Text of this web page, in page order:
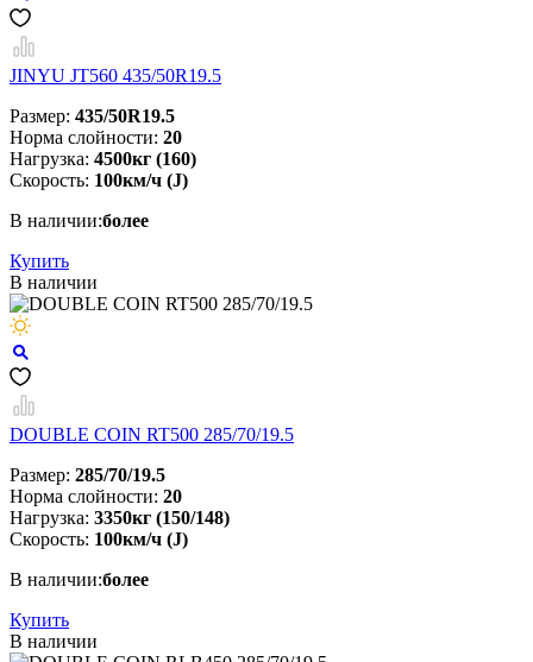
JINYU JT560 435/50R19.5
Размер: 435/50R19.5
Норма слойности: 20
Нагрузка: 4500кг (160)
Скорость: 100км/ч (J)
В наличии:более
Купить
В наличии
DOUBLE COIN RT500 285/70/19.5
Размер: 285/70/19.5
Норма слойности: 20
Нагрузка: 3350кг (150/148)
Скорость: 100км/ч (J)
В наличии:более
Купить
В наличии